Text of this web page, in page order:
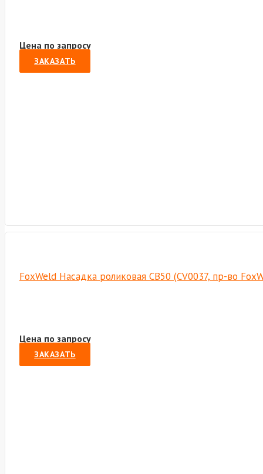
Цена по запросу
ЗАКАЗАТЬ
FoxWeld Насадка роликовая CB50 (CV0037, пр-во
Цена по запросу
ЗАКАЗАТЬ